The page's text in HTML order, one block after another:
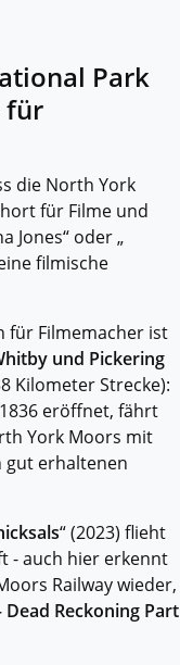
Park
für
die North York
für Filme und
Jones“ oder „
filmische
für Filmemacher ist
und Pickering
Kilometer Strecke):
eröffnet, fährt
York Moors mit
gut erhaltenen
“ (2023) flieht
- auch hier erkennt
Railway wieder,
Reckoning Part